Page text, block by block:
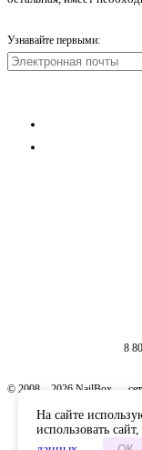
Узнавайте первыми:
8
© 2008 – 2026 NailBox —
На сайте
использовать